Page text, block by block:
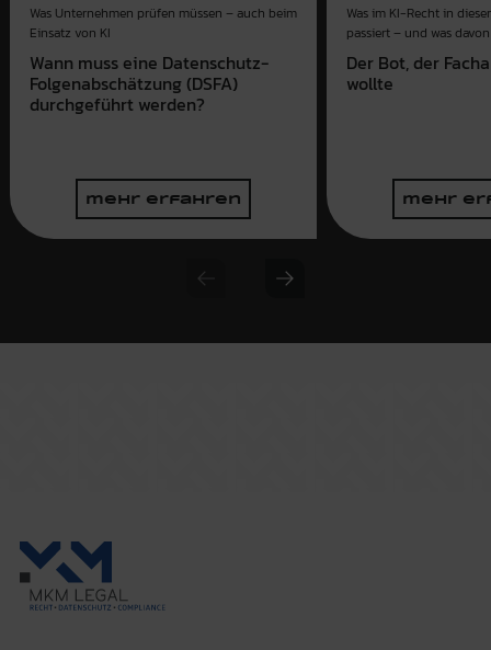
Was Unternehmen prüfen müssen – auch beim
Einsatz von KI
Wann muss eine Datenschutz-
Folgenabschätzung (DSFA)
durchgeführt werden?
mehr erfahren
Was im KI-Recht in
passiert – und was
Der Bot, der
wollte
mehr
Previous slide
Next slide